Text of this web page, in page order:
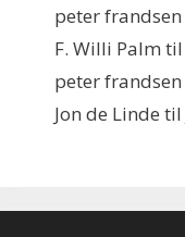
peter frandsen
F. Willi Palm til
peter frandsen
Jon de Linde til